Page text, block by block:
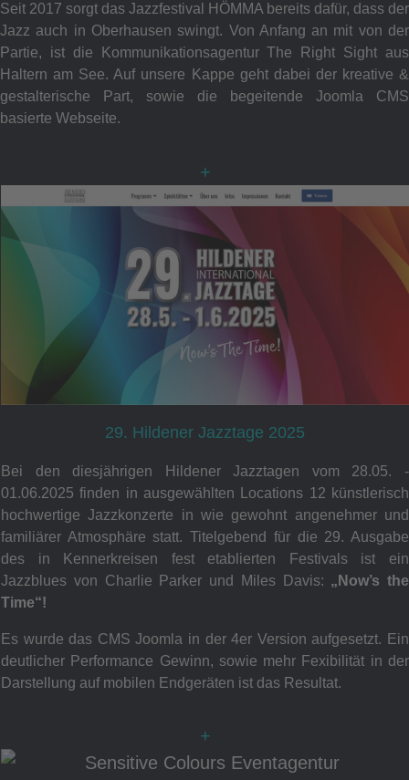
Seit 2017 sorgt das Jazzfestival HÖMMA bereits dafür, dass der
Jazz auch in Oberhausen swingt. Von Anfang an mit von der
Partie, ist die Kommunikationsagentur The Right Sight aus
Haltern am See. Auf unsere Kappe geht dabei der kreative &
gestalterische Part, sowie die begeitende Joomla CMS
basierte Webseite.
+
29. Hildener Jazztage 2025
Bei den diesjährigen Hildener Jazztagen vom 28.05. -
01.06.2025 finden in ausgewählten Locations 12 künstlerisch
hochwertige Jazzkonzerte in wie gewohnt angenehmer und
familiärer Atmosphäre statt. Titelgebend für die 29. Ausgabe
des in Kennerkreisen fest etablierten Festivals ist ein
Jazzblues von Charlie Parker und Miles Davis: „Now’s the
Time“!
Es wurde das CMS Joomla in der 4er Version aufgesetzt. Ein
deutlicher Performance Gewinn, sowie mehr Fexibilität in der
Darstellung auf mobilen Endgeräten ist das Resultat.
+